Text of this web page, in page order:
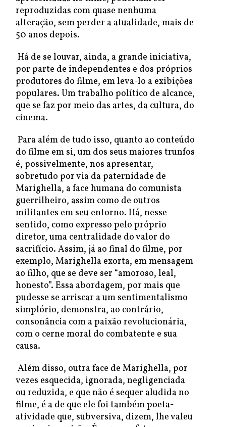
reproduzidas com quase nenhuma
alteração, sem perder a atualidade, mais de
50 anos depois.
Há de se louvar, ainda, a grande iniciativa,
por parte de independentes e dos próprios
produtores do filme, em leva-lo a exibições
populares. Um trabalho político de alcance,
que se faz por meio das artes, da cultura, do
cinema.
Para além de tudo isso, quanto ao conteúdo
do filme em si, um dos seus maiores trunfos
é, possivelmente, nos apresentar,
sobretudo por via da paternidade de
Marighella, a face humana do comunista
guerrilheiro, assim como de outros
militantes em seu entorno. Há, nesse
sentido, como expresso pelo próprio
diretor, uma centralidade do valor do
sacrifício. Assim, já ao final do filme, por
exemplo, Marighella exorta, em mensagem
ao filho, que se deve ser “amoroso, leal,
honesto”. Essa abordagem, por mais que
pudesse se arriscar a um sentimentalismo
simplório, demonstra, ao contrário,
consonância com a paixão revolucionária,
com o cerne moral do combatente e sua
causa.
Além disso, outra face de Marighella, por
vezes esquecida, ignorada, negligenciada
ou reduzida, e que não é sequer aludida no
filme, é a de que ele foi também poeta-
atividade que, subversiva, dizem, lhe valeu